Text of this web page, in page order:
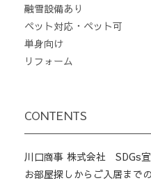
融雪設備あり
ペット対応・ペット可
単身向け
リフォーム
CONTENTS
川口商事 株式会社 SDGs
お部屋探しからご入居まで